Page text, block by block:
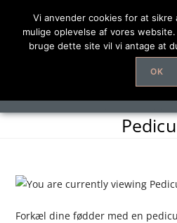
Forkæl dine fødder med en
Vi anvender cookies for at
mulige oplevelse af vores
bruge dette site vil vi antage at
OK